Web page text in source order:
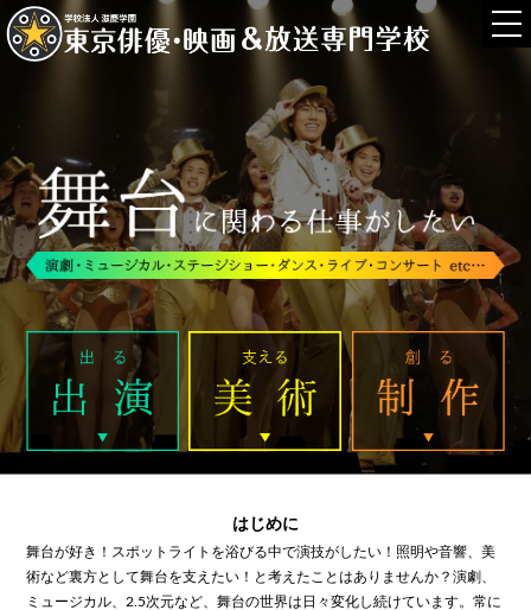
t
o
i
o
はじめに
舞台が好き！スポットライトを浴びる中で演技がしたい！照明や音響、美
術など裏方として舞台を支えたい！と考えたことはありませんか？演劇、
ミュージカル、2.5次元など、舞台の世界は日々変化し続けています。常に